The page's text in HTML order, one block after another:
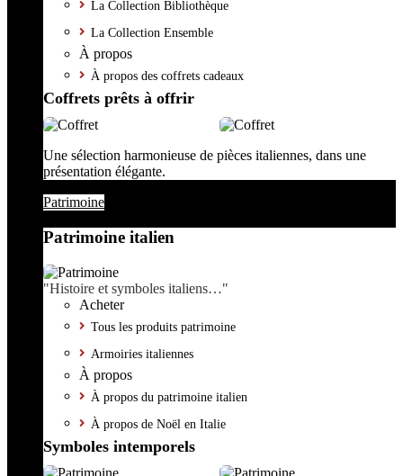
La Collection Bibliothèque
La Collection Ensemble
À propos
À propos des coffrets cadeaux
Coffrets prêts à offrir
Une sélection harmonieuse de pièces italiennes, dans une
présentation élégante.
Patrimoine
Patrimoine italien
"Histoire et symboles italiens…"
Acheter
Tous les produits patrimoine
Armoiries italiennes
À propos
À propos du patrimoine italien
À propos de Noël en Italie
Symboles intemporels